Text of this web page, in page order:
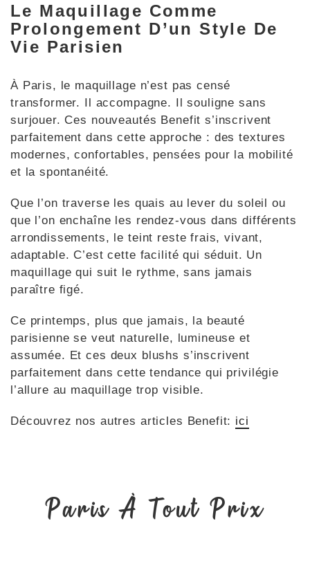
Le Maquillage Comme
Prolongement D’un Style De
Vie Parisien
À Paris, le maquillage n’est pas censé
transformer. Il accompagne. Il souligne sans
surjouer. Ces nouveautés Benefit s’inscrivent
parfaitement dans cette approche : des textures
modernes, confortables, pensées pour la mobilité
et la spontanéité.
Que l’on traverse les quais au lever du soleil ou
que l’on enchaîne les rendez-vous dans différents
arrondissements, le teint reste frais, vivant,
adaptable. C’est cette facilité qui séduit. Un
maquillage qui suit le rythme, sans jamais
paraître figé.
Ce printemps, plus que jamais, la beauté
parisienne se veut naturelle, lumineuse et
assumée. Et ces deux blushs s’inscrivent
parfaitement dans cette tendance qui privilégie
l’allure au maquillage trop visible.
Découvrez nos autres articles Benefit: ici
Paris À Tout Prix